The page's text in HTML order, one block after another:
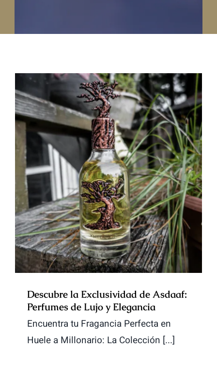
Descubre la Exclusividad de
Asdaaf: Perfumes de Lujo y
Elegancia
Descubre la Exclusividad de Asdaaf:
Perfumes de Lujo y Elegancia
Encuentra tu Fragancia Perfecta en
Huele a Millonario: La Colección [...]